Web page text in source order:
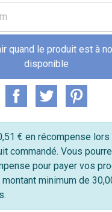
quand le produit est à
disponible
€ en récompense lors
commandé. Vous
pour payer vos
minimum de